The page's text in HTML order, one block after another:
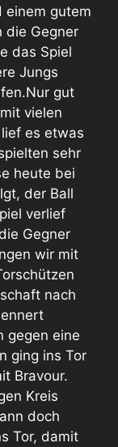
einem gutem
die Gegner
das Spiel
Jungs
gut
vielen
es etwas
sehr
heute bei
der Ball
verlief
Gegner
wir mit
nach
gegen eine
ging ins Tor
Bravour.
Kreis
doch
Tor, damit